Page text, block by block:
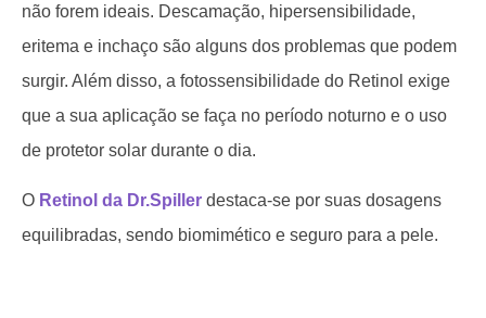
não forem ideais. Descamação, hipersensibilidade,
eritema e inchaço são alguns dos problemas que podem
surgir. Além disso, a fotossensibilidade do Retinol exige
que a sua aplicação se faça no período noturno e o uso
de protetor solar durante o dia.
O Retinol da Dr.Spiller destaca-se por suas dosagens
equilibradas, sendo biomimético e seguro para a pele.